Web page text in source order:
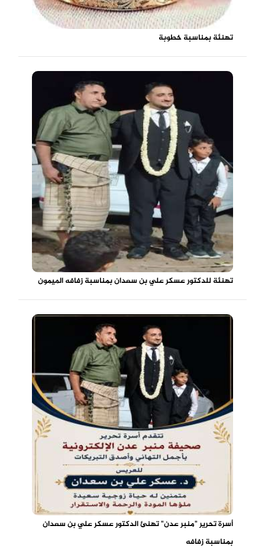
تهنئة بمناسبة خطوبة
تهنئة للدكتور عسكر علي بن سعدان بمناسبة زفافه الميمون
أسرة تحرير "منبر عدن" تهنئ الدكتور عسكر علي بن سعدان
بمناسبة زفافه